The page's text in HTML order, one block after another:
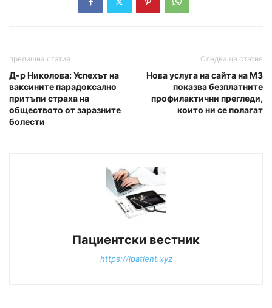
предишна статия
Д-р Николова: Успехът на
ваксините парадоксално
притъпи страха на
обществото от заразните
болести
Следваща статия
Нова услуга на сайта на МЗ
показва безплатните
профилактични прегледи,
които ни се полагат
Пациентски вестник
https://ipatient.xyz